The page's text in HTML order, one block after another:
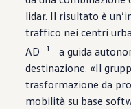
lidar. Il risultato è
traffico nei centri
AD
1
a guida
destinazione. «Il
trasformazione da
mobilità su base